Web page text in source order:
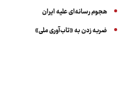
هجوم رسانه‌ای علیه ایران
ضربه زدن به «تاب‌آوری ملی»